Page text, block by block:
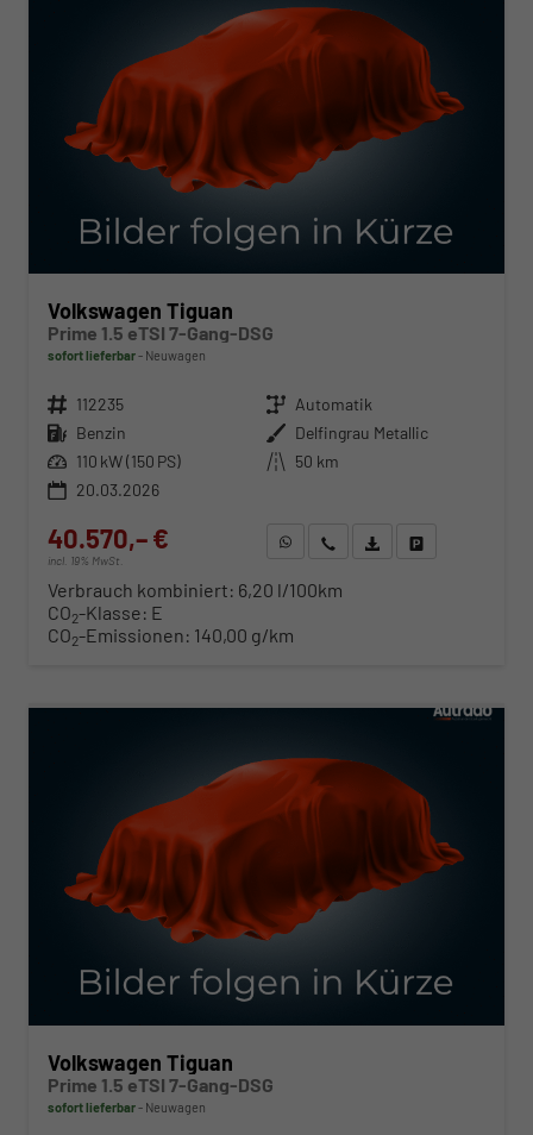
Volkswagen Tiguan
Prime 1.5 eTSI 7-Gang-DSG
sofort lieferbar Neuwagen
Fahrzeugnr. 112235 Getriebe Automatik
Kraftstoff Benzin Außenfarbe Delfingrau Metallic
Leistung 110 kW (150 PS) Kilometerstand 50 km
20.03.2026
40.570,– €
incl. 19% MwSt.
WhatsApp anfragen
Wir rufen Sie anFahrzeugexposé (PDF)
Verbrauch kombiniert: 6,20 l/100km
CO2-Klasse: E
CO2-Emissionen: 140,00 g/km
Volkswagen Tiguan
Prime 1.5 eTSI 7-Gang-DSG
sofort lieferbar Neuwagen